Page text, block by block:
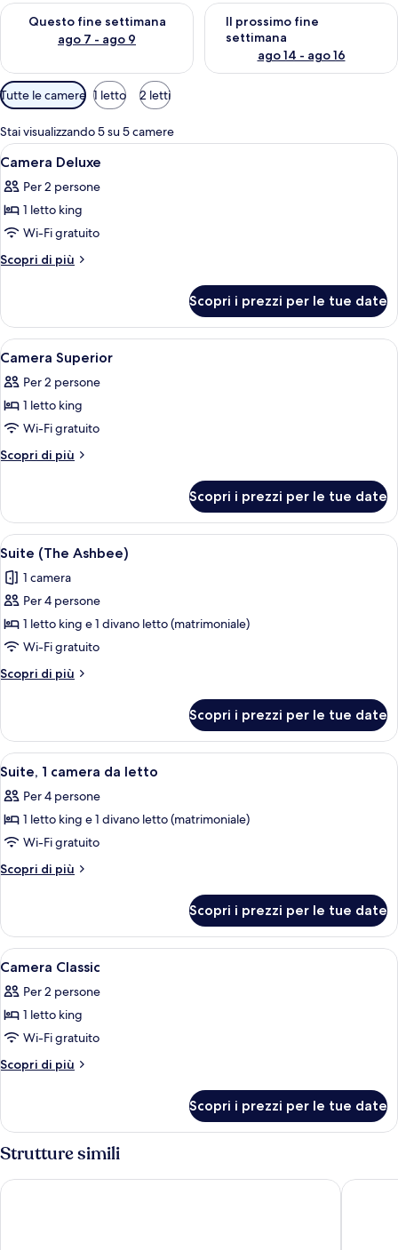
Questo fine settimana
ago 7 - ago 9
Verifica la disponibilità per questo fine settimana, ago 7 - ago
Il prossimo fine
settimana
ago 14 - ago 16
Verifica la disponibilità per il
Filtri
disponibili
per
le
camere
Tutte le camere 1 letto 2 letti
Stai visualizzando 5 su 5 camere
Apri
tutte
le
foto
per
Camera
Una camera d'albergo con un letto
4
Camera Deluxe
Per 2 persone
1 letto king
Wi-Fi gratuito
Scopri di più
Altri
Deluxe
Scopri i prezzi per le tue date
Apri
tutte
le
foto
per
Camera
Una camera d'albergo con un letto
6
Camera Superior
Per 2 persone
1 letto king
Wi-Fi gratuito
Scopri di più
Altri
Superior
Scopri i prezzi per le tue date
Apri
tutte
le
foto
per
Suite
(The
Ashbee)
Una camera d'albergo con zona
4
Suite (The Ashbee)
1 camera
Per 4 persone
1 letto king e 1 divano letto (matrimoniale)
Wi-Fi gratuito
Scopri di più
Altri
(The
Ashbee)
Scopri i prezzi per le tue date
Apri
tutte
le
foto
per
Suite,
da
letto
Una camera d'albergo con un letto
9
Suite, 1 camera da letto
Per 4 persone
1 letto king e 1 divano letto (matrimoniale)
Wi-Fi gratuito
Scopri di più
Altri
1
camera
da
Scopri i prezzi per le tue date
Apri
tutte
le
foto
per
Camera
Una camera d'albergo con un letto
3
Camera Classic
Per 2 persone
1 letto king
Wi-Fi gratuito
Scopri di più
Altri
Classic
Scopri i prezzi per le tue date
Strutture simili
NH Collection Taormina Hotel